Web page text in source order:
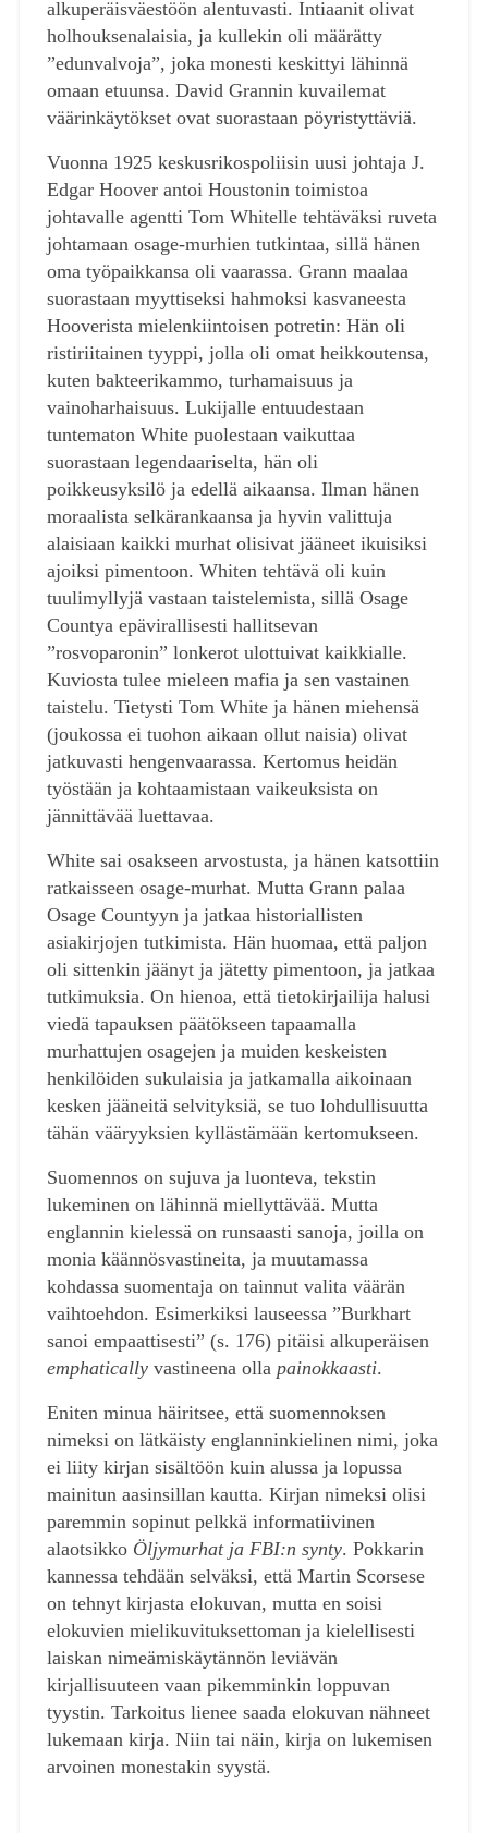
alkuperäisväestöön alentuvasti. Intiaanit olivat
holhouksenalaisia, ja kullekin oli määrätty
”edunvalvoja”, joka monesti keskittyi lähinnä
omaan etuunsa. David Grannin kuvailemat
väärinkäytökset ovat suorastaan pöyristyttäviä.
Vuonna 1925 keskusrikospoliisin uusi johtaja J.
Edgar Hoover antoi Houstonin toimistoa
johtavalle agentti Tom Whitelle tehtäväksi ruveta
johtamaan osage-murhien tutkintaa, sillä hänen
oma työpaikkansa oli vaarassa. Grann maalaa
suorastaan myyttiseksi hahmoksi kasvaneesta
Hooverista mielenkiintoisen potretin: Hän oli
ristiriitainen tyyppi, jolla oli omat heikkoutensa,
kuten bakteerikammo, turhamaisuus ja
vainoharhaisuus. Lukijalle entuudestaan
tuntematon White puolestaan vaikuttaa
suorastaan legendaariselta, hän oli
poikkeusyksilö ja edellä aikaansa. Ilman hänen
moraalista selkärankaansa ja hyvin valittuja
alaisiaan kaikki murhat olisivat jääneet ikuisiksi
ajoiksi pimentoon. Whiten tehtävä oli kuin
tuulimyllyjä vastaan taistelemista, sillä Osage
Countya epävirallisesti hallitsevan
”rosvoparonin” lonkerot ulottuivat kaikkialle.
Kuviosta tulee mieleen mafia ja sen vastainen
taistelu. Tietysti Tom White ja hänen miehensä
(joukossa ei tuohon aikaan ollut naisia) olivat
jatkuvasti hengenvaarassa. Kertomus heidän
työstään ja kohtaamistaan vaikeuksista on
jännittävää luettavaa.
White sai osakseen arvostusta, ja hänen katsottiin
ratkaisseen osage-murhat. Mutta Grann palaa
Osage Countyyn ja jatkaa historiallisten
asiakirjojen tutkimista. Hän huomaa, että paljon
oli sittenkin jäänyt ja jätetty pimentoon, ja jatkaa
tutkimuksia. On hienoa, että tietokirjailija halusi
viedä tapauksen päätökseen tapaamalla
murhattujen osagejen ja muiden keskeisten
henkilöiden sukulaisia ja jatkamalla aikoinaan
kesken jääneitä selvityksiä, se tuo lohdullisuutta
tähän vääryyksien kyllästämään kertomukseen.
Suomennos on sujuva ja luonteva, tekstin
lukeminen on lähinnä miellyttävää. Mutta
englannin kielessä on runsaasti sanoja, joilla on
monia käännösvastineita, ja muutamassa
kohdassa suomentaja on tainnut valita väärän
vaihtoehdon. Esimerkiksi lauseessa ”Burkhart
sanoi empaattisesti” (s. 176) pitäisi alkuperäisen
emphaticallyvastineena olla painokkaasti.
Eniten minua häiritsee, että suomennoksen
nimeksi on lätkäisty englanninkielinen nimi, joka
ei liity kirjan sisältöön kuin alussa ja lopussa
mainitun aasinsillan kautta. Kirjan nimeksi olisi
paremmin sopinut pelkkä informatiivinen
alaotsikko Öljymurhat ja FBI:n synty. Pokkarin
kannessa tehdään selväksi, että Martin Scorsese
on tehnyt kirjasta elokuvan, mutta en soisi
elokuvien mielikuvituksettoman ja kielellisesti
laiskan nimeämiskäytännön leviävän
kirjallisuuteen vaan pikemminkin loppuvan
tyystin. Tarkoitus lienee saada elokuvan nähneet
lukemaan kirja. Niin tai näin, kirja on lukemisen
arvoinen monestakin syystä.